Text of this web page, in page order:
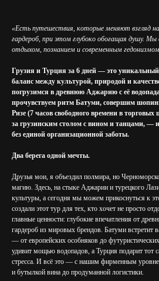
«Есть путешествия, которые меняют взгляд
гардероб, при этом глубоко обогащая душу.
отдыхом, познанием и современным
Грузия и Турция за 6 дней — это
баланс между культурой, природой и
погрузимся в древнюю Аджарию с её
прочувствуем ритм Батуми, совершим
Ризе (7 часов свободного времени в торговых
за грузинским столом с вином и танцами, —
без единой организационной заботы.
Два берега одной мечты.
Друзья мои, я объездил полмира, но
магию. Здесь, на стыке Аджарии и турецкого
культуры, а сегодня мы можем прикоснуться к
создали этот тур для тех, кто хочет не просто
главные ценности: глубокие впечатления от
гардероб из мировых брендов. Батуми встретит
— от европейских особняков до
удивит мощью водопадов, а Турция подарит тот
стресса. И всё это — с нашим фирменным
и бутылкой вина до продуманной логистики.